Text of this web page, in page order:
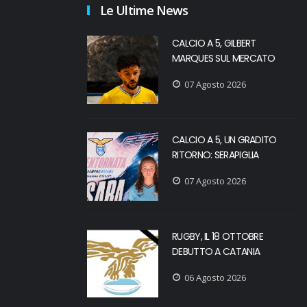
Le Ultime News
CALCIO A 5, GILBERT
MARQUES SUL MERCATO
07 Agosto 2026
CALCIO A 5, UN GRADITO
RITORNO: SERAPIGLIA
07 Agosto 2026
RUGBY, IL 18 OTTOBRE
DEBUTTO A CATANIA
06 Agosto 2026